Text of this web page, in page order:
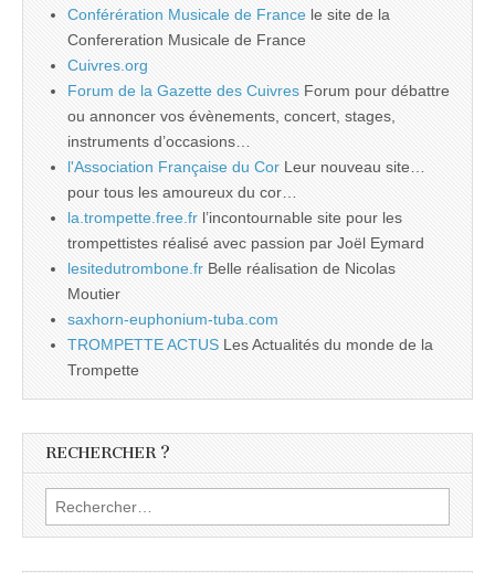
Conférération Musicale de France le site de la
Confereration Musicale de France
Cuivres.org
Forum de la Gazette des Cuivres Forum pour débattre
ou annoncer vos évènements, concert, stages,
instruments d’occasions…
l'Association Française du Cor Leur nouveau site…
pour tous les amoureux du cor…
la.trompette.free.fr l’incontournable site pour les
trompettistes réalisé avec passion par Joël Eymard
lesitedutrombone.fr Belle réalisation de Nicolas
Moutier
saxhorn-euphonium-tuba.com
TROMPETTE ACTUS Les Actualités du monde de la
Trompette
RECHERCHER ?
Rechercher :